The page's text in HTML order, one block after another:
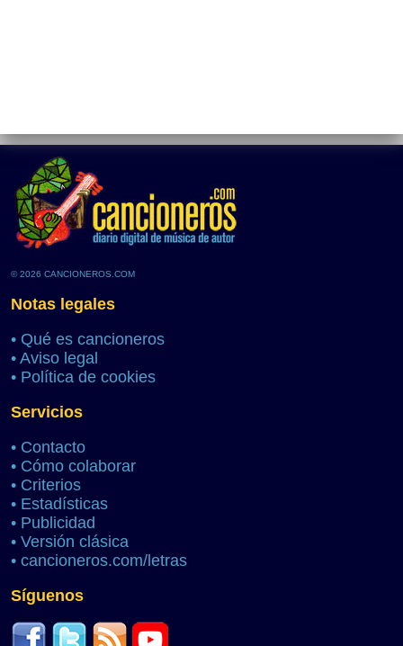
© 2026 CANCIONEROS.COM
Notas legales
• Qué es cancioneros
• Aviso legal
• Política de cookies
Servicios
• Contacto
• Cómo colaborar
• Criterios
• Estadísticas
• Publicidad
• Versión clásica
• cancioneros.com/letras
Síguenos